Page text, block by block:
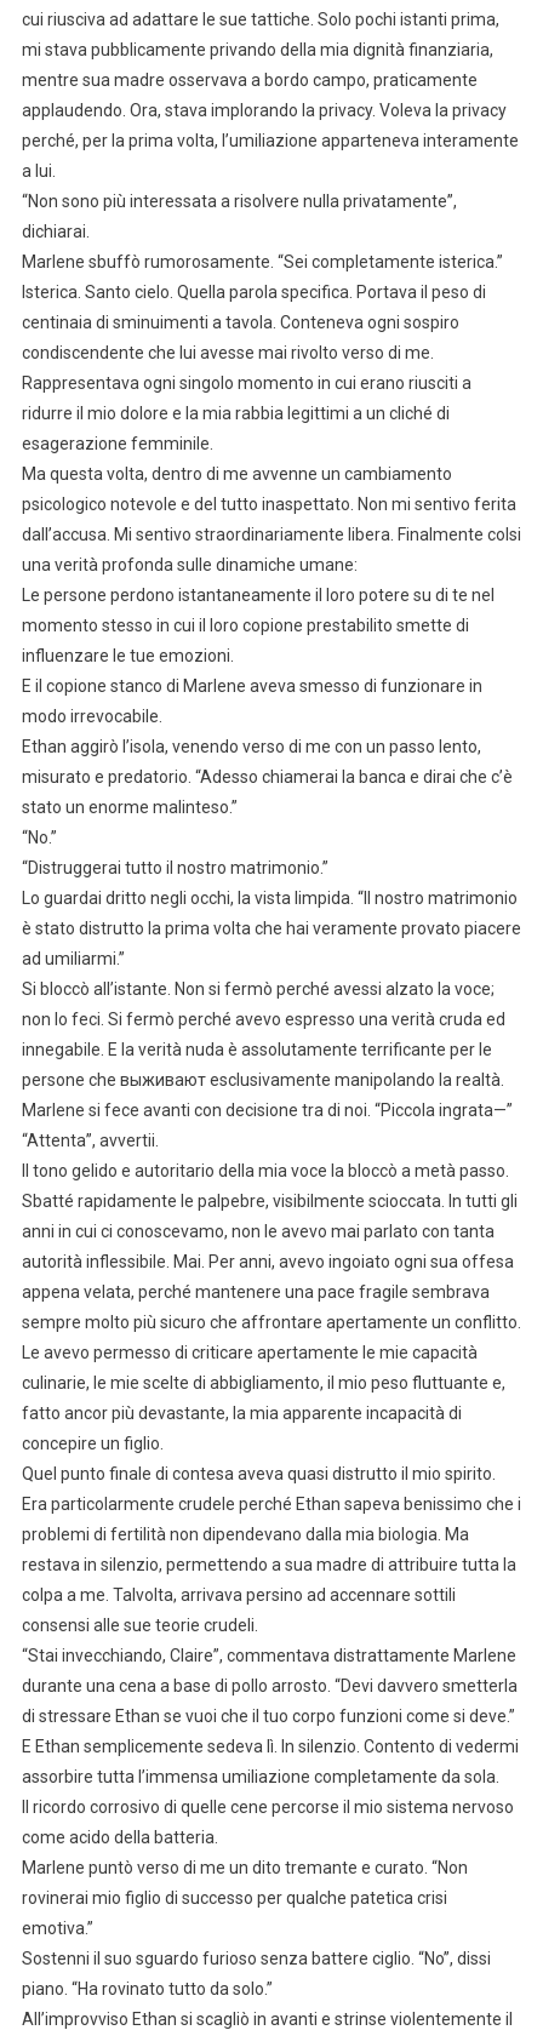
cui riusciva ad adattare le sue tattiche. Solo pochi istanti prima,
mi stava pubblicamente privando della mia dignità finanziaria,
mentre sua madre osservava a bordo campo, praticamente
applaudendo. Ora, stava implorando la privacy. Voleva la privacy
perché, per la prima volta, l’umiliazione apparteneva interamente
a lui.
“Non sono più interessata a risolvere nulla privatamente”,
dichiarai.
Marlene sbuffò rumorosamente. “Sei completamente isterica.”
Isterica. Santo cielo. Quella parola specifica. Portava il peso di
centinaia di sminuimenti a tavola. Conteneva ogni sospiro
condiscendente che lui avesse mai rivolto verso di me.
Rappresentava ogni singolo momento in cui erano riusciti a
ridurre il mio dolore e la mia rabbia legittimi a un cliché di
esagerazione femminile.
Ma questa volta, dentro di me avvenne un cambiamento
psicologico notevole e del tutto inaspettato. Non mi sentivo ferita
dall’accusa. Mi sentivo straordinariamente libera. Finalmente colsi
una verità profonda sulle dinamiche umane:
Le persone perdono istantaneamente il loro potere su di te nel
momento stesso in cui il loro copione prestabilito smette di
influenzare le tue emozioni.
E il copione stanco di Marlene aveva smesso di funzionare in
modo irrevocabile.
Ethan aggirò l’isola, venendo verso di me con un passo lento,
misurato e predatorio. “Adesso chiamerai la banca e dirai che c’è
stato un enorme malinteso.”
“No.”
“Distruggerai tutto il nostro matrimonio.”
Lo guardai dritto negli occhi, la vista limpida. “Il nostro matrimonio
è stato distrutto la prima volta che hai veramente provato piacere
ad umiliarmi.”
Si bloccò all’istante. Non si fermò perché avessi alzato la voce;
non lo feci. Si fermò perché avevo espresso una verità cruda ed
innegabile. E la verità nuda è assolutamente terrificante per le
persone che выживают esclusivamente manipolando la realtà.
Marlene si fece avanti con decisione tra di noi. “Piccola ingrata—”
“Attenta”, avvertii.
Il tono gelido e autoritario della mia voce la bloccò a metà passo.
Sbatté rapidamente le palpebre, visibilmente scioccata. In tutti gli
anni in cui ci conoscevamo, non le avevo mai parlato con tanta
autorità inflessibile. Mai. Per anni, avevo ingoiato ogni sua offesa
appena velata, perché mantenere una pace fragile sembrava
sempre molto più sicuro che affrontare apertamente un conflitto.
Le avevo permesso di criticare apertamente le mie capacità
culinarie, le mie scelte di abbigliamento, il mio peso fluttuante e,
fatto ancor più devastante, la mia apparente incapacità di
concepire un figlio.
Quel punto finale di contesa aveva quasi distrutto il mio spirito.
Era particolarmente crudele perché Ethan sapeva benissimo che i
problemi di fertilità non dipendevano dalla mia biologia. Ma
restava in silenzio, permettendo a sua madre di attribuire tutta la
colpa a me. Talvolta, arrivava persino ad accennare sottili
consensi alle sue teorie crudeli.
“Stai invecchiando, Claire”, commentava distrattamente Marlene
durante una cena a base di pollo arrosto. “Devi davvero smetterla
di stressare Ethan se vuoi che il tuo corpo funzioni come si deve.”
E Ethan semplicemente sedeva lì. In silenzio. Contento di vedermi
assorbire tutta l’immensa umiliazione completamente da sola.
Il ricordo corrosivo di quelle cene percorse il mio sistema nervoso
come acido della batteria.
Marlene puntò verso di me un dito tremante e curato. “Non
rovinerai mio figlio di successo per qualche patetica crisi
emotiva.”
Sostenni il suo sguardo furioso senza battere ciglio. “No”, dissi
piano. “Ha rovinato tutto da solo.”
All’improvviso Ethan si scagliò in avanti e strinse violentemente il